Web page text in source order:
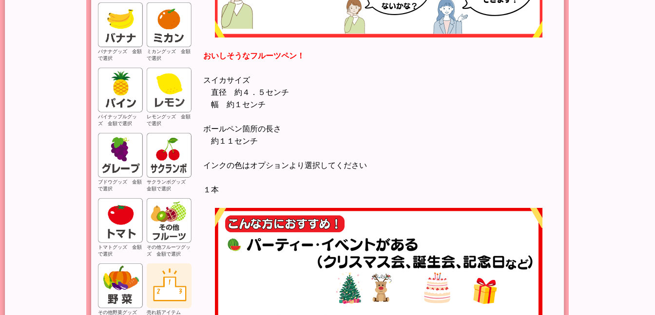
バナナグッズ 金額
で選択
ミカングッズ 金額
で選択
パイナップルグッ
ズ 金額で選択
レモングッズ 金額
で選択
ブドウグッズ 金額
で選択
サクランボグッズ
金額で選択
トマトグッズ 金額
で選択
その他フルーツグッ
ズ 金額で選択
その他野菜グッズ 売れ筋アイテム
おいしそうなフルーツペン！
スイカサイズ
直径 約４．５センチ
幅 約１センチ
ボールペン箇所の長さ
約１１センチ
インクの色はオプションより選択してください
１本